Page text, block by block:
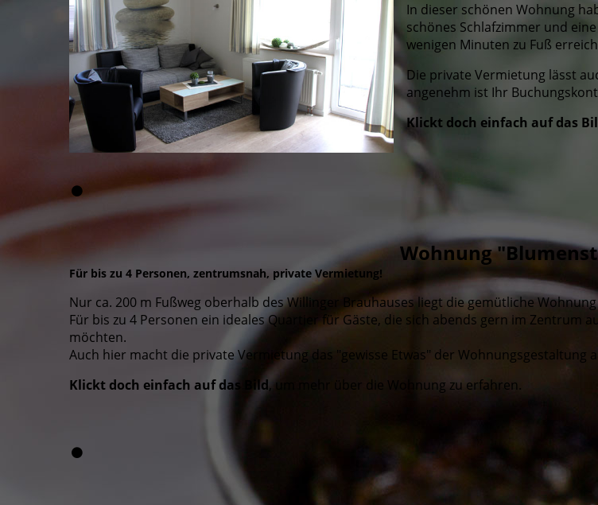
In dieser schönen Wohnung
schönes Schlafzimmer und
wenigen Minuten zu Fuß
Die private Vermietung lässt
angenehm ist Ihr
Klickt doch einfach auf das
Wohnung
Für bis zu 4 Personen, zentrumsnah, private Vermietung!
Nur ca. 200 m Fußweg oberhalb des Willinger Brauhauses liegt die gemütliche
Für bis zu 4 Personen ein ideales Quartier für Gäste, die sich abends gern im Zentrum
möchten.
Auch hier macht die private Vermietung das "gewisse Etwas" der Wohnungsgestaltung
Klickt doch einfach auf das Bild, um mehr über die Wohnung zu erfahren.